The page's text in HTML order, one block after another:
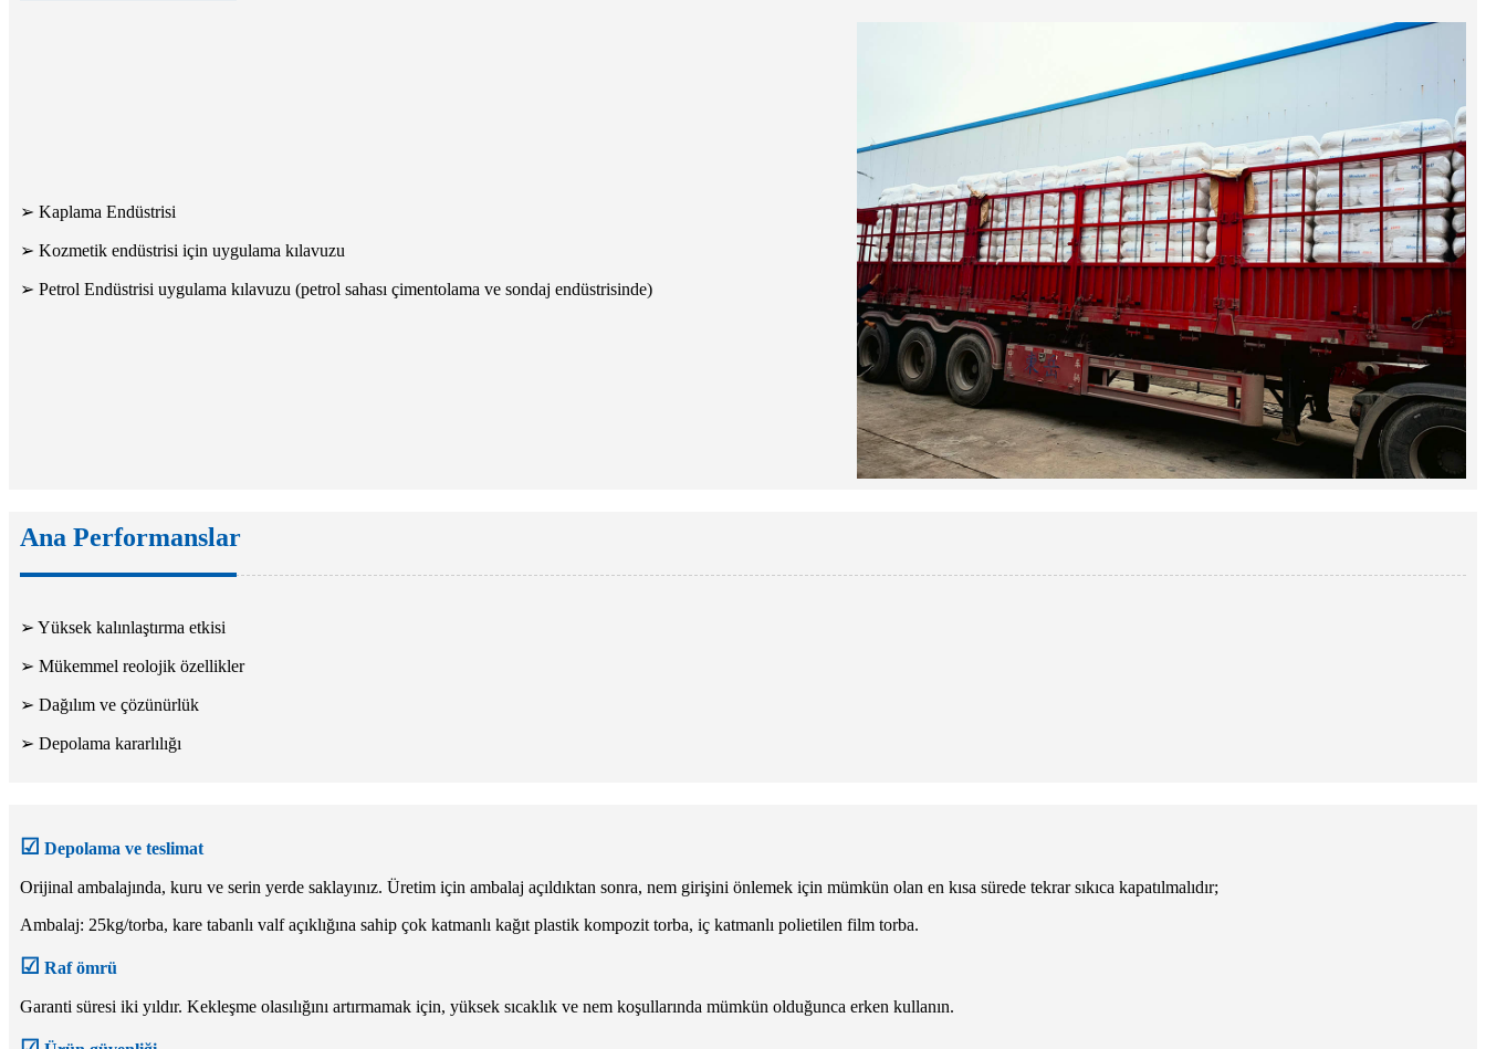
➢ Kaplama Endüstrisi
➢ Kozmetik endüstrisi için uygulama kılavuzu
➢ Petrol Endüstrisi uygulama kılavuzu (petrol sahası çimentolama ve sondaj endüstrisinde)
Ana Performanslar
➢ Yüksek kalınlaştırma etkisi
➢ Mükemmel reolojik özellikler
➢ Dağılım ve çözünürlük
➢ Depolama kararlılığı
☑ Depolama ve teslimat
Orijinal ambalajında, kuru ve serin yerde saklayınız. Üretim için ambalaj açıldıktan sonra, nem girişini önlemek için mümkün olan en kısa sürede tekrar sıkıca kapatılmalıdır;
Ambalaj: 25kg/torba, kare tabanlı valf açıklığına sahip çok katmanlı kağıt plastik kompozit torba, iç katmanlı polietilen film torba.
☑ Raf ömrü
Garanti süresi iki yıldır. Kekleşme olasılığını artırmamak için, yüksek sıcaklık ve nem koşullarında mümkün olduğunca erken kullanın.